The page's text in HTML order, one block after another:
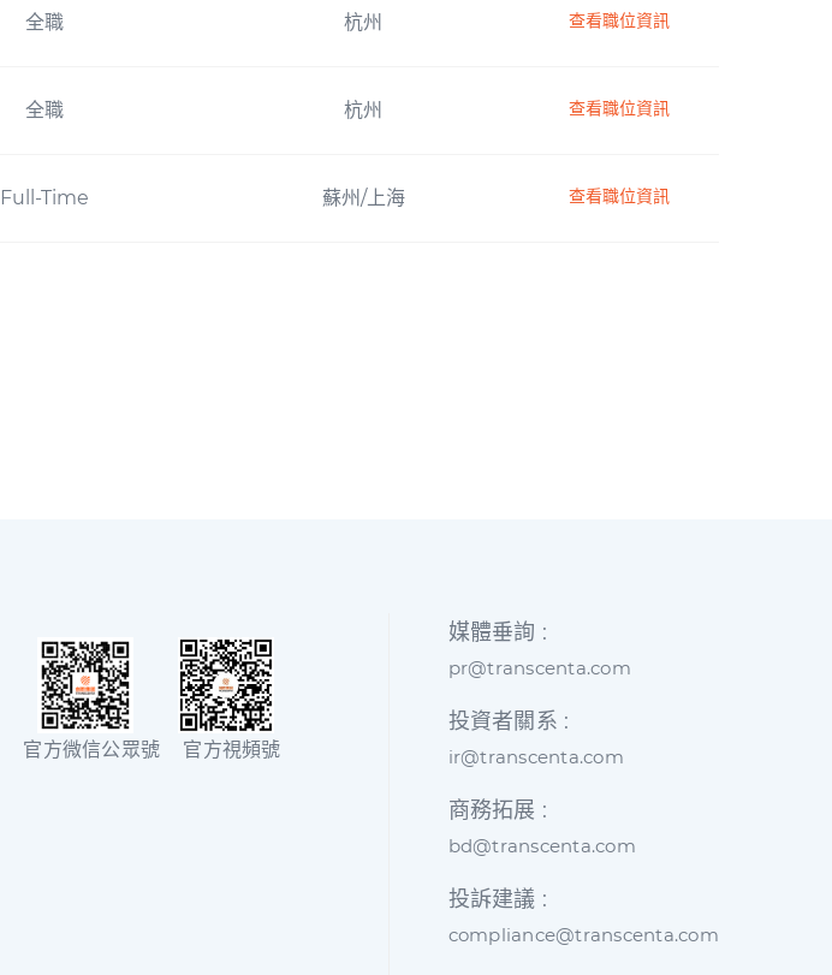
全職 杭州 查看職位資訊
全職 杭州 查看職位資訊
Full-Time 蘇州/上海 查看職位資訊
官方微信公眾號 官方視頻號
媒體垂詢 :
pr@transcenta.com
投資者關系 :
ir@transcenta.com
商務拓展 :
bd@transcenta.com
投訴建議 :
compliance@transcenta.com